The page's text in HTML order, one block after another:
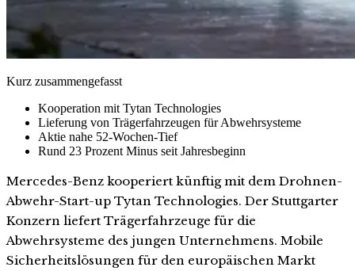
Kurz zusammengefasst
Kooperation mit Tytan Technologies
Lieferung von Trägerfahrzeugen für Abwehrsysteme
Aktie nahe 52-Wochen-Tief
Rund 23 Prozent Minus seit Jahresbeginn
Mercedes-Benz kooperiert künftig mit dem Drohnen-
Abwehr-Start-up Tytan Technologies. Der Stuttgarter
Konzern liefert Trägerfahrzeuge für die
Abwehrsysteme des jungen Unternehmens. Mobile
Sicherheitslösungen für den europäischen Markt